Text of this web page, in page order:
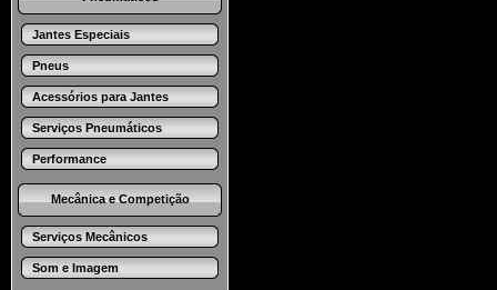
Jantes Especiais
Pneus
Acessórios para Jantes
Serviços Pneumáticos
Performance
Mecânica e Competição
Serviços Mecânicos
Som e Imagem